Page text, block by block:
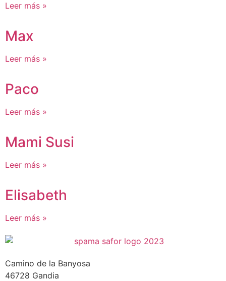
Leer más »
Max
Leer más »
Paco
Leer más »
Mami Susi
Leer más »
Elisabeth
Leer más »
Camino de la Banyosa
46728 Gandia